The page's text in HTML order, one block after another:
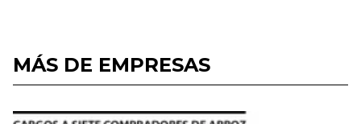
MÁS DE EMPRESAS